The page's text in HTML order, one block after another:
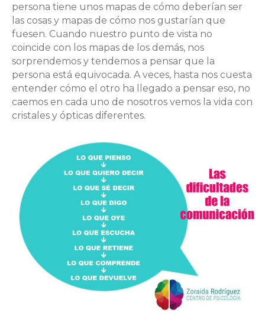
persona tiene unos mapas de cómo deberían ser
las cosas y mapas de cómo nos gustarían que
fuesen. Cuando nuestro punto de vista no
coincide con los mapas de los demás, nos
sorprendemos y tendemos a pensar que la
persona está equivocada. A veces, hasta nos cuesta
entender cómo el otro ha llegado a pensar eso, no
caemos en cada uno de nosotros vemos la vida con
cristales y ópticas diferentes.